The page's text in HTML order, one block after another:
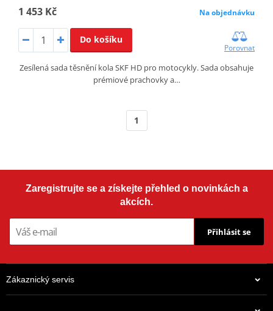
1 453 Kč Na objednávku
Do košíku
Porovnat
Zesílená sada těsnění kola SKF HD pro motocykly. Sada obsahuje
prémiové prachovky a…
1
Zaregistrujte se a získejte přehled o novinkách a
akcích.
Přihlásit se
Zákaznický servis